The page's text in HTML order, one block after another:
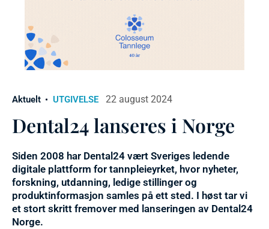
Aktuelt UTGIVELSE 22 august 2024
Dental24 lanseres i Norge
Siden 2008 har Dental24 vært Sveriges ledende
digitale plattform for tannpleieyrket, hvor nyheter,
forskning, utdanning, ledige stillinger og
produktinformasjon samles på ett sted. I høst tar vi
et stort skritt fremover med lanseringen av Dental24
Norge.